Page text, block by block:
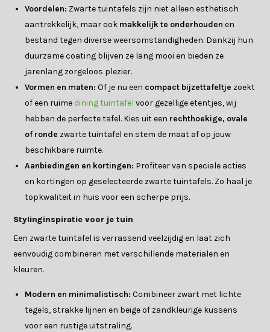
Voordelen: Zwarte tuintafels zijn niet alleen esthetisch
aantrekkelijk, maar ook makkelijk te onderhouden en
bestand tegen diverse weersomstandigheden. Dankzij hun
duurzame coating blijven ze lang mooi en bieden ze
jarenlang zorgeloos plezier.
Vormen en maten: Of je nu een compact bijzettafeltje zoekt
of een ruime dining tuintafel voor gezellige etentjes, wij
hebben de perfecte tafel. Kies uit een rechthoekige, ovale
of ronde zwarte tuintafel en stem de maat af op jouw
beschikbare ruimte.
Aanbiedingen en kortingen: Profiteer van speciale acties
en kortingen op geselecteerde zwarte tuintafels. Zo haal je
topkwaliteit in huis voor een scherpe prijs.
Stylinginspiratie voor je tuin
Een zwarte tuintafel is verrassend veelzijdig en laat zich
eenvoudig combineren met verschillende materialen en
kleuren.
Modern en minimalistisch: Combineer zwart met lichte
tegels, strakke lijnen en beige of zandkleurige kussens
voor een rustige uitstraling.